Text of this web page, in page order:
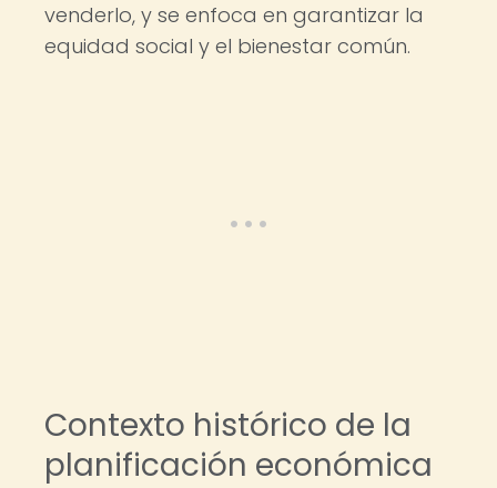
venderlo, y se enfoca en garantizar la
equidad social y el bienestar común.
Contexto histórico de la
planificación económica